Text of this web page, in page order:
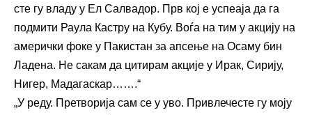
сте гу владу у Ел Салвадор. Прв кој е успеаја да га
подмити Раула Кастру на Кубу. Воѓа на тим у акцију на
амерички фоке у Пакистан за апсење на Осаму бин
Ладена. Не сакам да цитирам акције у Ирак, Сирију,
Нигер, Мадагаскар…….“
„У реду. Претворија сам се у уво. Привлечесте гу моју